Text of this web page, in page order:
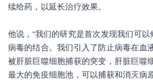
续给药，以延长治疗效果。
他说，“我们的研究是首次发现我们可
病毒的结合。我们引入了防止病毒在血
被肝脏巨噬细胞捕获的突变，肝脏巨噬
最大的免疫细胞池，可以捕获和消灭病